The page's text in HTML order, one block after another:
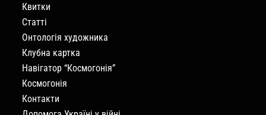
Квитки
Статті
Онтологія художника
Клубна картка
Навігатор “Космогонія”
Космогонія
Контакти